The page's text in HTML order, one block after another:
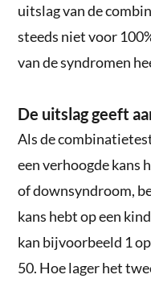
uitslag van de
steeds niet voor
van de syndromen
De uitslag geeft
Als de
een verhoogde kans
of downsyndroom,
kans hebt op een
kan bijvoorbeeld 1
50. Hoe lager het